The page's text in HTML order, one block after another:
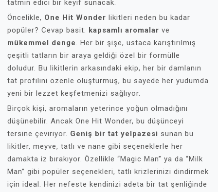
tatmin edici bir keyif sunacak.
Öncelikle, One Hit Wonder likitleri neden bu kadar
popüler? Cevap basit: kapsamlı aromalar ve
mükemmel denge. Her bir şişe, ustaca karıştırılmış
çeşitli tatların bir araya geldiği özel bir formülle
doludur. Bu likitlerin arkasındaki ekip, her bir damlanın
tat profilini özenle oluşturmuş, bu sayede her yudumda
yeni bir lezzet keşfetmenizi sağlıyor.
Birçok kişi, aromaların yeterince yoğun olmadığını
düşünebilir. Ancak One Hit Wonder, bu düşünceyi
tersine çeviriyor. Geniş bir tat yelpazesi sunan bu
likitler, meyve, tatlı ve nane gibi seçeneklerle her
damakta iz bırakıyor. Özellikle “Magic Man” ya da “Milk
Man” gibi popüler seçenekleri, tatlı krizlerinizi dindirmek
için ideal. Her nefeste kendinizi adeta bir tat şenliğinde